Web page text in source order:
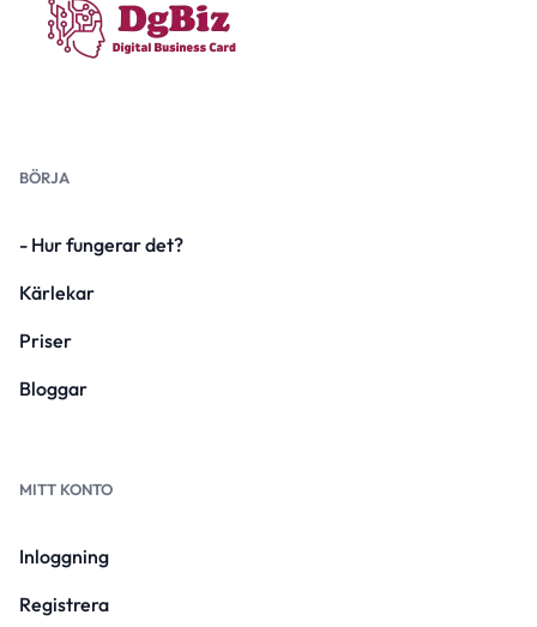
BÖRJA
- Hur fungerar det?
Kärlekar
Priser
Bloggar
MITT KONTO
Inloggning
Registrera